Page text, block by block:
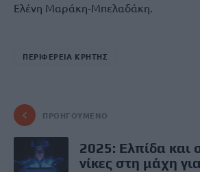
Ελένη Μαράκη-Μπελαδάκη.
ΠΕΡΙΦΕΡΕΙΑ ΚΡΗΤΗΣ
ΠΡΟΗΓΟΎΜΕΝΟ
2025: Ελπίδα και
νίκες στη μάχη